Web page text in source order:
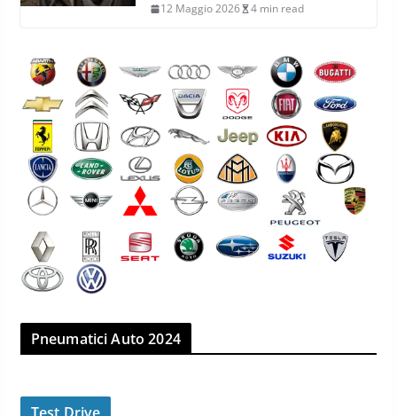
12 Maggio 2026 4 min read
Pneumatici Auto 2024